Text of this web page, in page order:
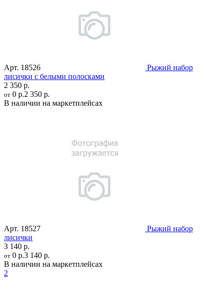
Арт. 18526
Рыжий набор
лисички с белыми полосками
2 350 р.
от 0 р.2 350 р.
В наличии на маркетплейсах
Арт. 18527
Рыжий набор
лисички
3 140 р.
от 0 р.3 140 р.
В наличии на маркетплейсах
2